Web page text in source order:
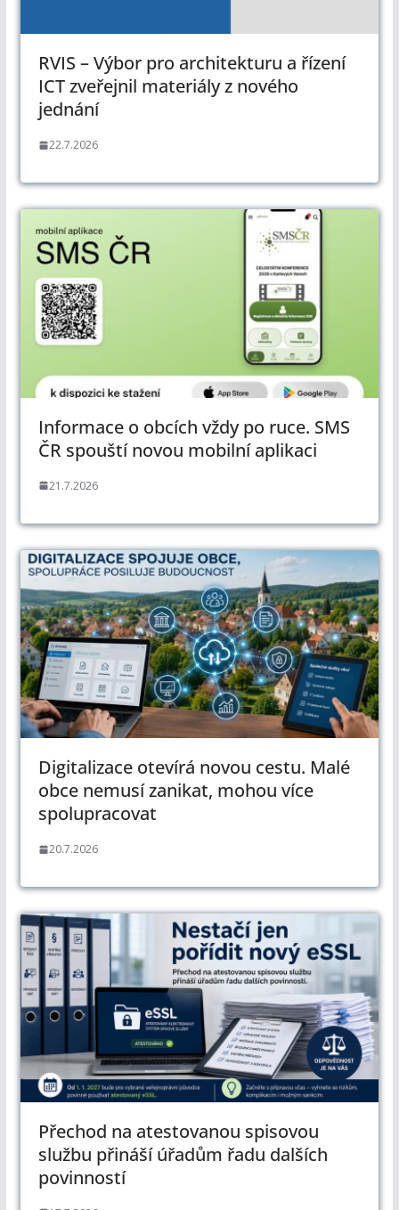
RVIS – Výbor pro architekturu a řízení
ICT zveřejnil materiály z nového
jednání
22.7.2026
Informace o obcích vždy po ruce. SMS
ČR spouští novou mobilní aplikaci
21.7.2026
Digitalizace otevírá novou cestu. Malé
obce nemusí zanikat, mohou více
spolupracovat
20.7.2026
Přechod na atestovanou spisovou
službu přináší úřadům řadu dalších
povinností